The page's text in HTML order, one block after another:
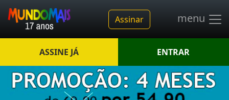
Assinar menu
ASSINE JÁ ENTRAR